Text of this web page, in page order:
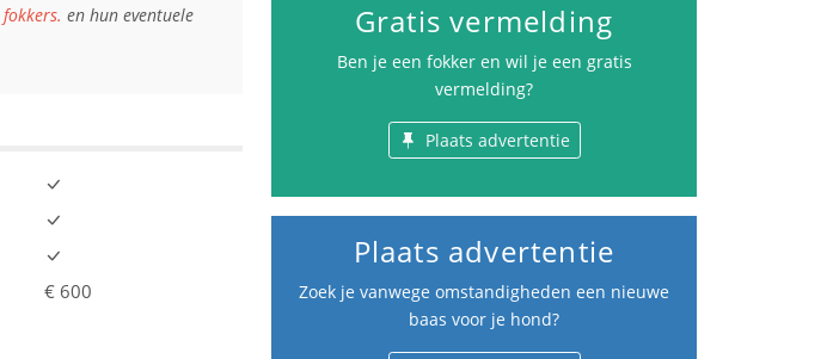
fokkers. en hun eventuele
€ 600
Gratis vermelding
Ben je een fokker en wil je een gratis
vermelding?
Plaats advertentie
Plaats advertentie
Zoek je vanwege omstandigheden een nieuwe
baas voor je hond?